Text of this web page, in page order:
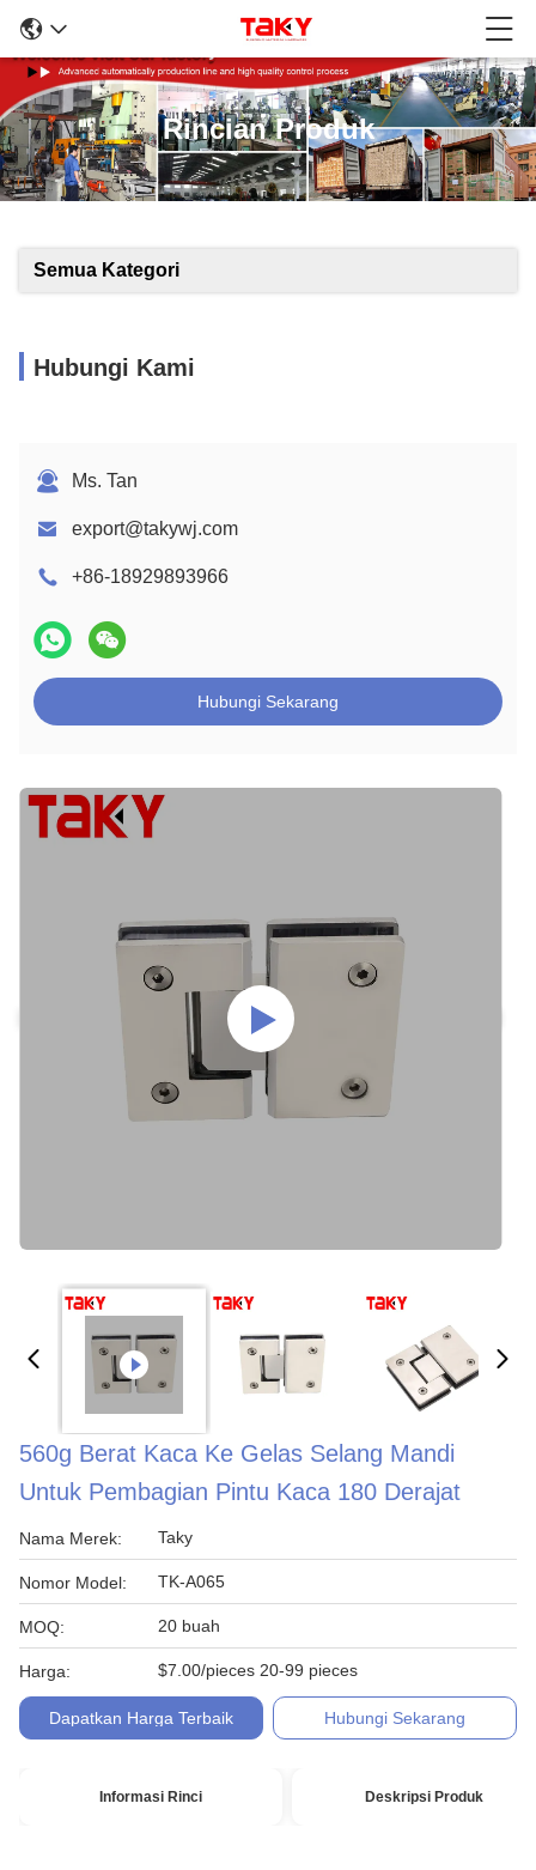
Rincian Produk
Semua Kategori
Hubungi Kami
Ms. Tan
export@takywj.com
+86-18929893966
Hubungi Sekarang
560g Berat Kaca Ke Gelas Selang Mandi
Untuk Pembagian Pintu Kaca 180 Derajat
Nama Merek: Taky
Nomor Model: TK-A065
MOQ: 20 buah
Harga: $7.00/pieces 20-99 pieces
Dapatkan Harga Terbaik Hubungi Sekarang
Informasi Rinci Deskripsi Produk